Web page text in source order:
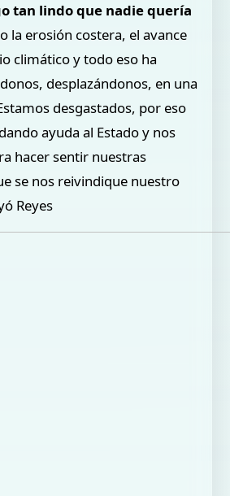
tan lindo que nadie quería
la erosión costera, el avance
climático y todo eso ha
desplazándonos, en una
desgastados, por eso
ayuda al Estado y nos
hacer sentir nuestras
se nos reivindique nuestro
Reyes